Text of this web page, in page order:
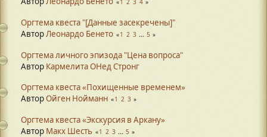
1 2 3 4
Оргтема квеста "[Данные засекречены]"
АвторЛеонардо Бенето 1 2 3 ... 5
Оргтема личного эпизода "Цена вопроса"
Автор Кармелита ОНед Стронг
Оргтема квеста «Похищенные временем»
АвторОйген Нойманн 1 2 3
Оргтема квеста «Экскурсия в Аркану»
Автор Макх Шесть 1 2 3 ... 5